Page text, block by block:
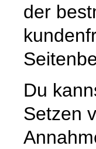
der
Du
Setzen